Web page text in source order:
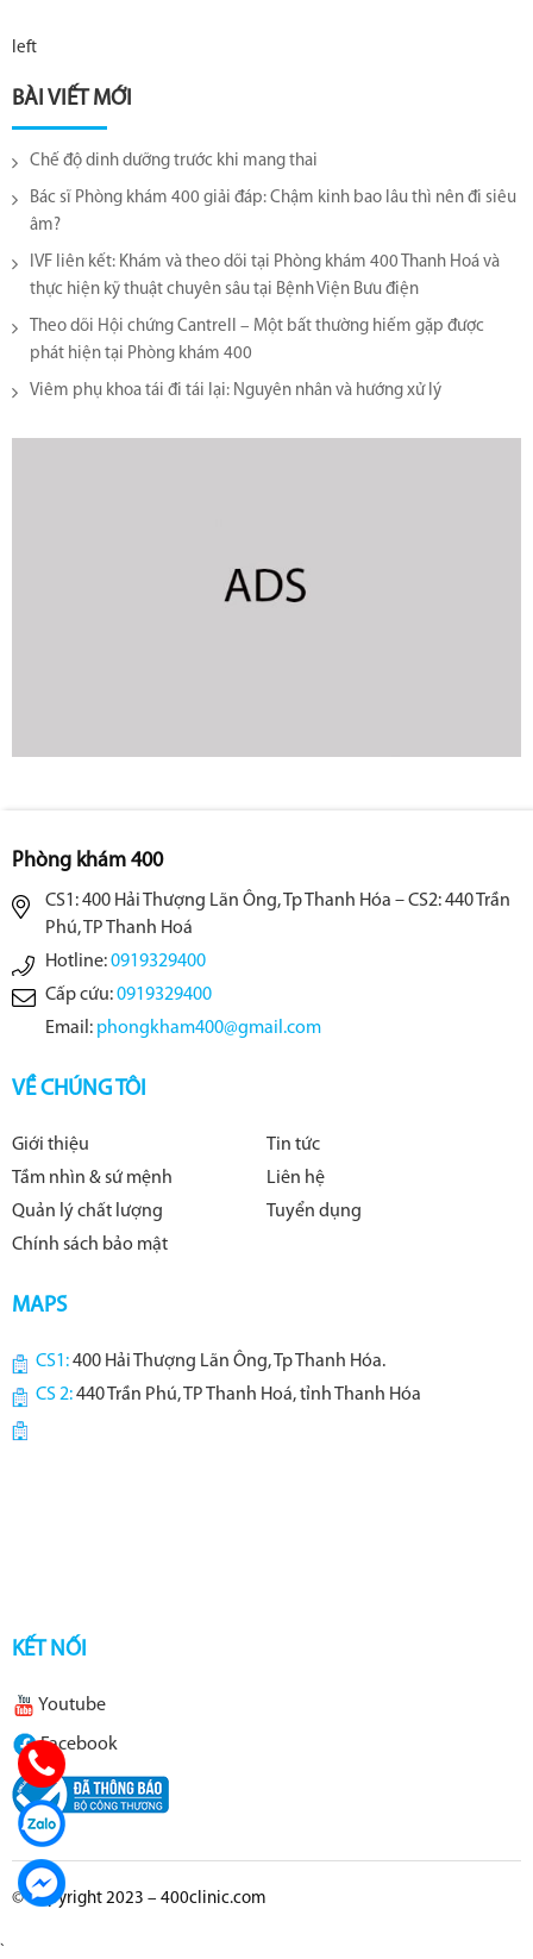
left
BÀI VIẾT MỚI
Chế độ dinh dưỡng trước khi mang thai
Bác sĩ Phòng khám 400 giải đáp: Chậm kinh bao lâu thì nên đi siêu
âm?
IVF liên kết: Khám và theo dõi tại Phòng khám 400 Thanh Hoá và
thực hiện kỹ thuật chuyên sâu tại Bệnh Viện Bưu điện
Theo dõi Hội chứng Cantrell – Một bất thường hiếm gặp được
phát hiện tại Phòng khám 400
Viêm phụ khoa tái đi tái lại​: Nguyên nhân và hướng xử lý
Phòng khám 400
CS1: 400 Hải Thượng Lãn Ông, Tp Thanh Hóa – CS2: 440 Trần
Phú, TP Thanh Hoá
Hotline:0919329400
Cấp cứu:0919329400
Email: phongkham400@gmail.com
VỀ CHÚNG TÔI
Giới thiệu
Tin tức
Tầm nhìn & sứ mệnh
Liên hệ
Quản lý chất lượng
Tuyển dụng
Chính sách bảo mật
MAPS
CS1:400 Hải Thượng Lãn Ông, Tp Thanh Hóa.
CS 2:440 Trần Phú, TP Thanh Hoá, tỉnh Thanh Hóa
KẾT NỐI
Youtube
Facebook
© Copyright 2023 – 400clinic.com
`